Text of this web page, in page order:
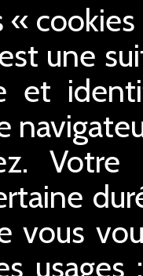
«
une
et
Votre
vous
usages